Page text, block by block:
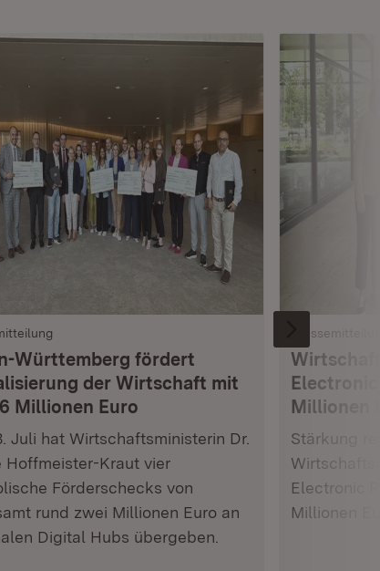
Württemberg fördert
der Wirtschaft mit
Millionen Euro
Juli hat Wirtschaftsministerin Dr.
Hoffmeister-Kraut vier
Förderschecks von
rund zwei Millionen Euro an
Digital Hubs übergeben.
Millionen
Stärkung
Electronic
Millionen